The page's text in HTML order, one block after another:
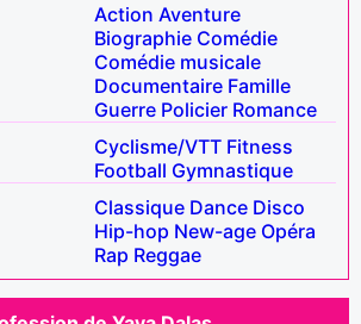
Action Aventure
Biographie Comédie
Comédie musicale
Documentaire Famille
Guerre Policier Romance
Cyclisme/VTT Fitness
Football Gymnastique
Classique Dance Disco
Hip-hop New-age Opéra
Rap Reggae